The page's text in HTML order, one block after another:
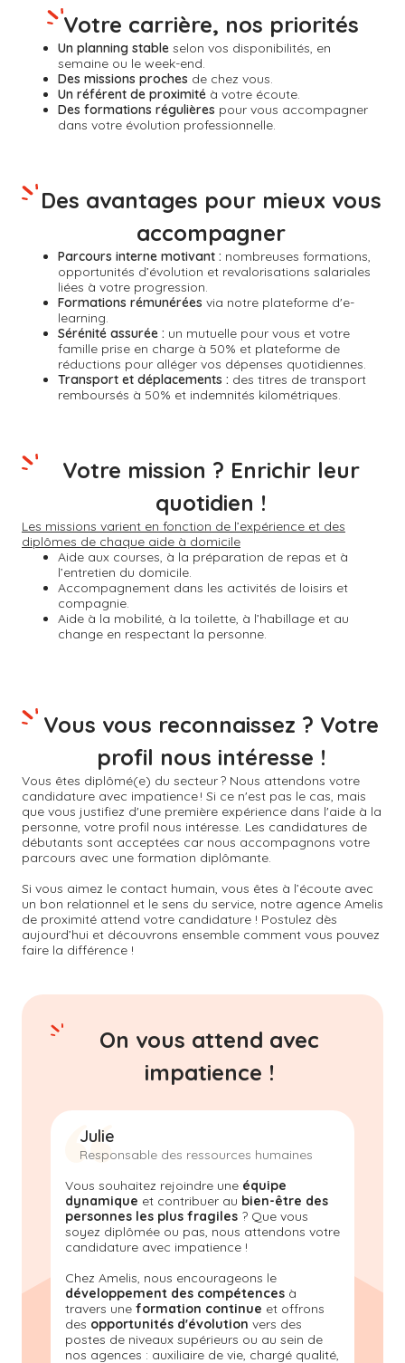
Un planning stable selon vos disponibilités, en
semaine ou le week-end.
Des missions proches de chez vous.
Un référent de proximité à votre écoute.
Des formations régulières pour vous accompagner
dans votre évolution professionnelle.
Votre carrière, nos priorités
Parcours interne motivant : nombreuses formations,
opportunités d’évolution et revalorisations salariales
liées à votre progression.
Formations rémunérées via notre plateforme d'e-
learning.
Sérénité assurée : un mutuelle pour vous et votre
famille prise en charge à 50% et plateforme de
réductions pour alléger vos dépenses quotidiennes.
Transport et déplacements : des titres de transport
remboursés à 50% et indemnités kilométriques.
Des avantages pour mieux vous
accompagner
Les missions varient en fonction de l’expérience et des
diplômes de chaque aide à domicile
Aide aux courses, à la préparation de repas et à
l’entretien du domicile.
Accompagnement dans les activités de loisirs et
compagnie.
Aide à la mobilité, à la toilette, à l’habillage et au
change en respectant la personne.
Votre mission ? Enrichir leur
quotidien !
Vous êtes diplômé(e) du secteur ? Nous attendons votre
candidature avec impatience ! Si ce n'est pas le cas, mais
que vous justifiez d'une première expérience dans l'aide à la
personne, votre profil nous intéresse. Les candidatures de
débutants sont acceptées car nous accompagnons votre
parcours avec une formation diplômante.
Si vous aimez le contact humain, vous êtes à l’écoute avec
un bon relationnel et le sens du service, notre agence Amelis
de proximité attend votre candidature ! Postulez dès
aujourd’hui et découvrons ensemble comment vous pouvez
faire la différence !
Vous vous reconnaissez ? Votre
profil nous intéresse !
On vous attend avec
impatience !
Julie
Responsable des ressources humaines
Vous souhaitez rejoindre une équipe
dynamique et contribuer au bien-être des
personnes les plus fragiles ? Que vous
soyez diplômée ou pas, nous attendons votre
candidature avec impatience !
Chez Amelis, nous encourageons le
développement des compétences à
travers une formation continue et offrons
des opportunités d'évolution vers des
postes de niveaux supérieurs ou au sein de
nos agences : auxiliaire de vie, chargé qualité,